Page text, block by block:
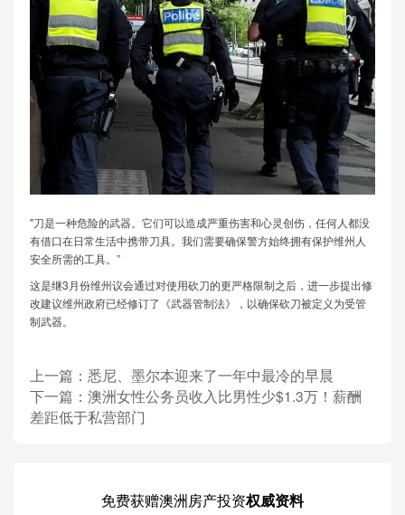
"刀是一种危险的武器。它们可以造成严重伤害和心灵创伤，任何人都没
有借口在日常生活中携带刀具。我们需要确保警方始终拥有保护维州人
安全所需的工具。”
这是继3月份维州议会通过对使用砍刀的更严格限制之后，进一步提出修
改建议维州政府已经修订了《武器管制法》，以确保砍刀被定义为受管
制武器。
上一篇： 悉尼、墨尔本迎来了一年中最冷的早晨
下一篇： 澳洲女性公务员收入比男性少$1.3万！薪酬
差距低于私营部门
免费获赠澳洲房产投资权威资料